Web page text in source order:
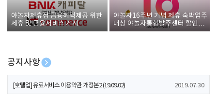
야놀자제휴점 금융혜택제공 위한
제휴 및 금융서비스 게시
야놀자16주년 기념 제휴 숙박업주
대상 야놀자통합발주센터 할인쿠
폰 증정
공지사항
[호텔업] 개인정보 처리방침 개정본1 (19.09.02)
[호텔업] 유료서비스 이용약관 개정본2 (19.09.02) 2019.07.30